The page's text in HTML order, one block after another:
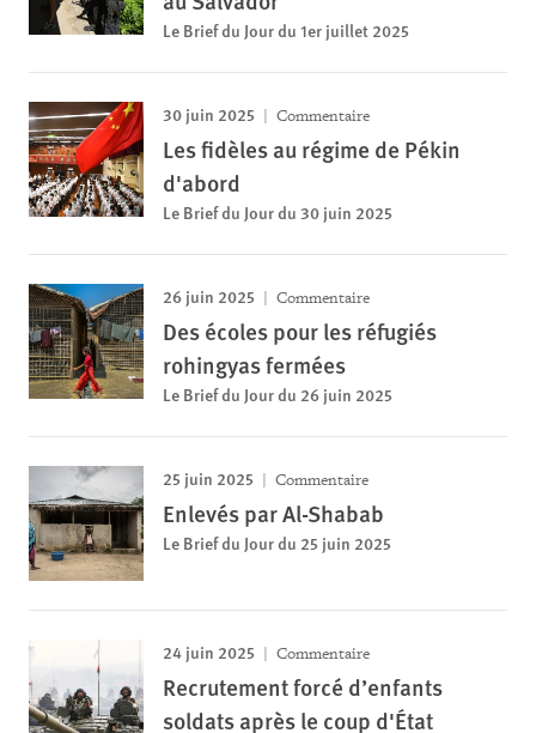
Le Brief du Jour du 1er juillet 2025
30 juin 2025 Commentaire
Les fidèles au régime de Pékin
d'abord
Le Brief du Jour du 30 juin 2025
26 juin 2025 Commentaire
Des écoles pour les réfugiés
rohingyas fermées
Le Brief du Jour du 26 juin 2025
25 juin 2025 Commentaire
Enlevés par Al-Shabab
Le Brief du Jour du 25 juin 2025
24 juin 2025 Commentaire
Recrutement forcé d’enfants
soldats après le coup d'État